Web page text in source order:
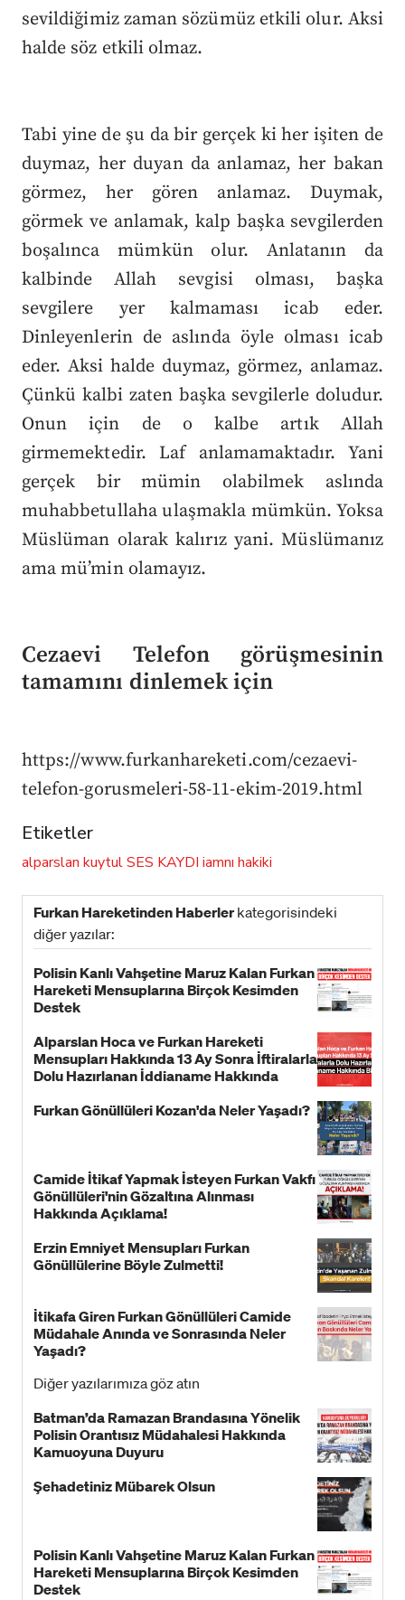
sevildiğimiz zaman sözümüz etkili olur. Aksi
halde söz etkili olmaz.
Tabi yine de şu da bir gerçek ki her işiten de
duymaz, her duyan da anlamaz, her bakan
görmez, her gören anlamaz. Duymak,
görmek ve anlamak, kalp başka sevgilerden
boşalınca mümkün olur. Anlatanın da
kalbinde Allah sevgisi olması, başka
sevgilere yer kalmaması icab eder.
Dinleyenlerin de aslında öyle olması icab
eder. Aksi halde duymaz, görmez, anlamaz.
Çünkü kalbi zaten başka sevgilerle doludur.
Onun için de o kalbe artık Allah
girmemektedir. Laf anlamamaktadır. Yani
gerçek bir mümin olabilmek aslında
muhabbetullaha ulaşmakla mümkün. Yoksa
Müslüman olarak kalırız yani. Müslümanız
ama mü’min olamayız.
Cezaevi Telefon görüşmesinin
tamamını dinlemek için
https://www.furkanhareketi.com/cezaevi-
telefon-gorusmeleri-58-11-ekim-2019.html
Etiketler
alparslan kuytulSES KAYDI iamnı hakiki
Furkan Hareketinden Haberlerkategorisindeki
diğer yazılar:
Polisin Kanlı Vahşetine Maruz Kalan Furkan
Hareketi Mensuplarına Birçok Kesimden
Destek
Alparslan Hoca ve Furkan Hareketi
Mensupları Hakkında 13 Ay Sonra İftiralarla
Dolu Hazırlanan İddianame Hakkında
Furkan Gönüllüleri Kozan'da Neler Yaşadı?
Camide İtikaf Yapmak İsteyen Furkan Vakfı
Gönüllüleri'nin Gözaltına Alınması
Hakkında Açıklama!
Erzin Emniyet Mensupları Furkan
Gönüllülerine Böyle Zulmetti!
İtikafa Giren Furkan Gönüllüleri Camide
Müdahale Anında ve Sonrasında Neler
Yaşadı?
Diğer yazılarımıza göz atın
Batman’da Ramazan Brandasına Yönelik
Polisin Orantısız Müdahalesi Hakkında
Kamuoyuna Duyuru
Şehadetiniz Mübarek Olsun
Polisin Kanlı Vahşetine Maruz Kalan Furkan
Hareketi Mensuplarına Birçok Kesimden
Destek